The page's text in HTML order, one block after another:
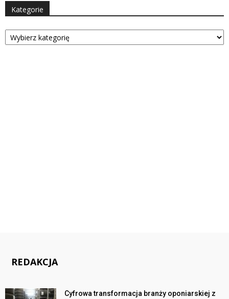
Kategorie
Kategorie
REDAKCJA
Cyfrowa transformacja branży oponiarskiej z